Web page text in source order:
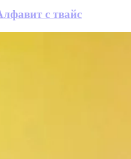
с твайс